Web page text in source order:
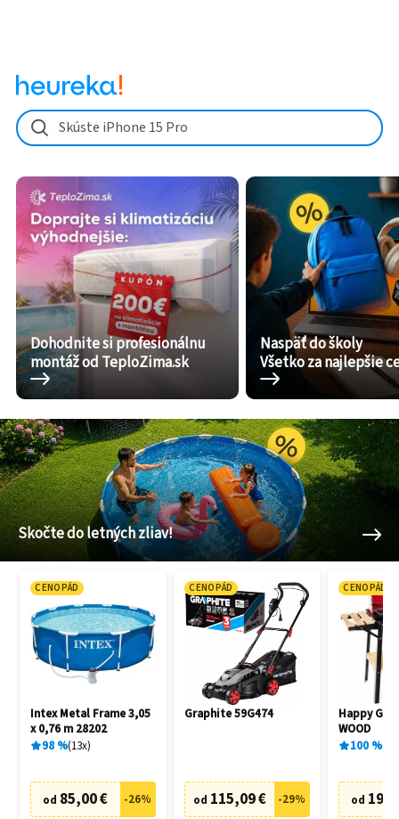
Skúste iPhone 15 Pro
Dohodnite si profesionálnu
montáž od TeploZima.sk
Naspäť do školy
Všetko za najlepšie
Skočte do letných zliav!
CENOPÁD
Intex Metal Frame 3,05
x 0,76 m 28202
98% 13x
od 85,00 € -26%
CENOPÁD
Graphite 59G474
od 115,09 € -29%
CENOPÁD
Happy
WOOD
100%
od